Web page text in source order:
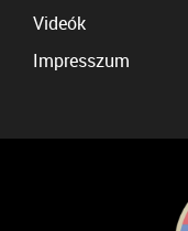
Videók
Impresszum